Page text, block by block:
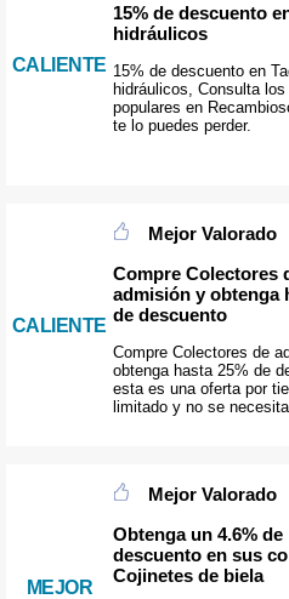
CALIENTE
15% de descuento
hidráulicos
15% de descuento en
hidráulicos, Consulta los
populares en
te lo puedes perder.
CALIENTE
Mejor Valorado
Compre Colectores
admisión y obtenga
de descuento
Compre Colectores de
obtenga hasta 25% de
esta es una oferta por
limitado y no se
MEJOR
Mejor Valorado
Obtenga un 4.6% de
descuento en sus
Cojinetes de biela